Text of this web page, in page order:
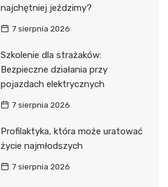
najchętniej jeździmy?
7 sierpnia 2026
Szkolenie dla strażaków:
Bezpieczne działania przy
pojazdach elektrycznych
7 sierpnia 2026
Profilaktyka, która może uratować
życie najmłodszych
7 sierpnia 2026